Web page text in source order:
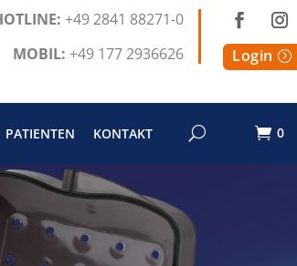
+49 2841 88271-0
MOBIL: +49 177 2936626 Login
PATIENTEN KONTAKT 0